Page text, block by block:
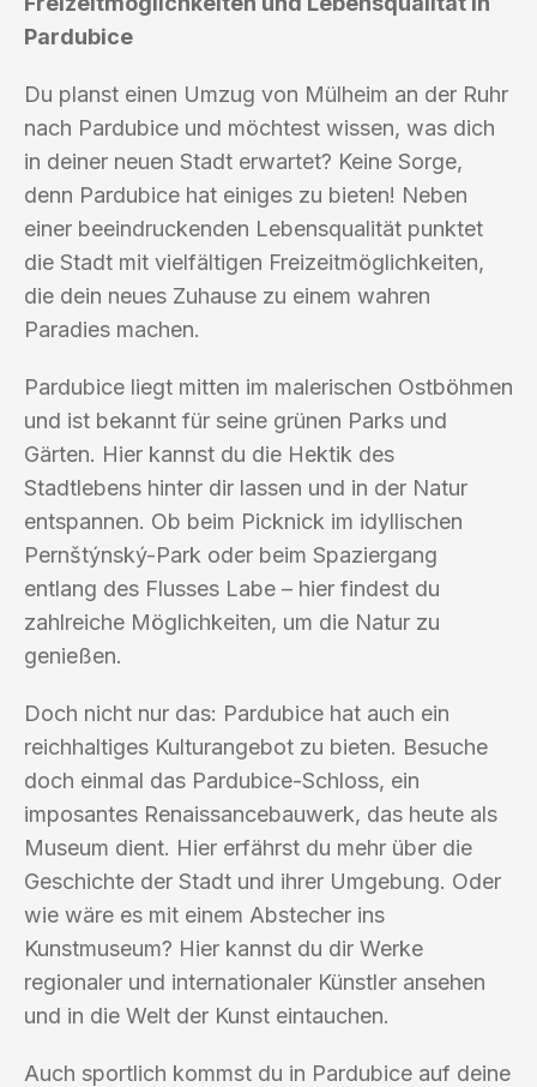
Pardubice
Du planst einen Umzug von Mülheim an der Ruhr
nach Pardubice und möchtest wissen, was dich
in deiner neuen Stadt erwartet? Keine Sorge,
denn Pardubice hat einiges zu bieten! Neben
einer beeindruckenden Lebensqualität punktet
die Stadt mit vielfältigen Freizeitmöglichkeiten,
die dein neues Zuhause zu einem wahren
Paradies machen.
Pardubice liegt mitten im malerischen Ostböhmen
und ist bekannt für seine grünen Parks und
Gärten. Hier kannst du die Hektik des
Stadtlebens hinter dir lassen und in der Natur
entspannen. Ob beim Picknick im idyllischen
Pernštýnský-Park oder beim Spaziergang
entlang des Flusses Labe – hier findest du
zahlreiche Möglichkeiten, um die Natur zu
genießen.
Doch nicht nur das: Pardubice hat auch ein
reichhaltiges Kulturangebot zu bieten. Besuche
doch einmal das Pardubice-Schloss, ein
imposantes Renaissancebauwerk, das heute als
Museum dient. Hier erfährst du mehr über die
Geschichte der Stadt und ihrer Umgebung. Oder
wie wäre es mit einem Abstecher ins
Kunstmuseum? Hier kannst du dir Werke
regionaler und internationaler Künstler ansehen
und in die Welt der Kunst eintauchen.
Auch sportlich kommst du in Pardubice auf deine